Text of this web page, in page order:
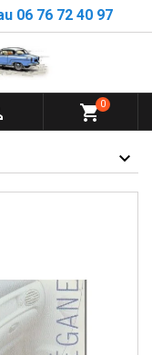
06 76 72 40 97
shopping_cart0